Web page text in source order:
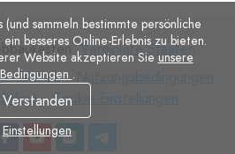
Vereinigte Staaten.
Vertrieb
Cookie-
Einstellungen
Cookie-Einstellungen
sammeln bestimmte persönliche
besseres Online-Erlebnis zu bieten.
Website akzeptieren Sie unsere
Bedingungen .
Verstanden
Einstellungen